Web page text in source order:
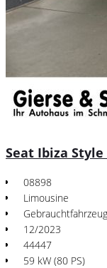
Seat Ibiza Style
08898
Limousine
Gebrauchtfahrzeug
12/2023
44447
59 kW (80 PS)